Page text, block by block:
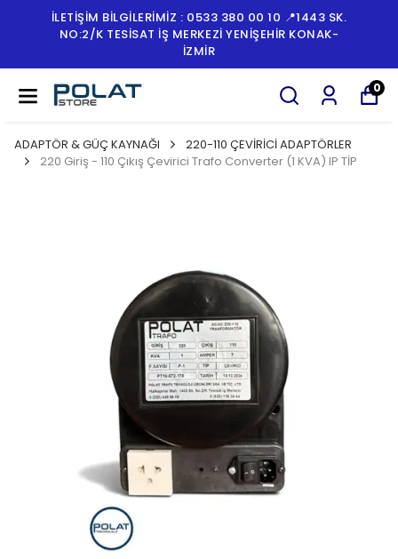
İLETİŞİM BİLGİLERİMİZ : 0533 380 00 10 📍1443 SK.
NO:2/K TESISAT İŞ MERKEZI YENIŞEHIR KONAK-
İZMİR
0
ADAPTÖR & GÜÇ KAYNAĞI
220-110 ÇEVİRİCİ ADAPTÖRLER
220 Giriş - 110 Çıkış Çevirici Trafo Converter (1 KVA) IP TİP